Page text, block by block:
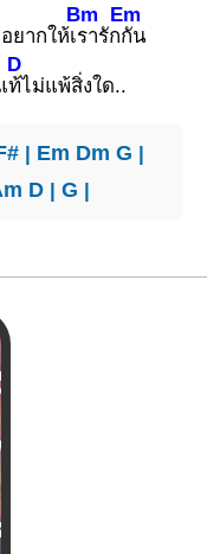
ยากให้เ
Bm
รารัก
Em
กัน
D
ท้ไม่แพ้สิ่งใด..
| Em Dm G |
D| G |